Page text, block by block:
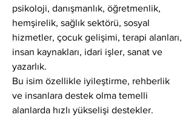
psikoloji, danışmanlık, öğretmenlik,
hemşirelik, sağlık sektörü, sosyal
hizmetler, çocuk gelişimi, terapi alanları,
insan kaynakları, idari işler, sanat ve
yazarlık.
Bu isim özellikle iyileştirme, rehberlik
ve insanlara destek olma temelli
alanlarda hızlı yükselişi destekler.